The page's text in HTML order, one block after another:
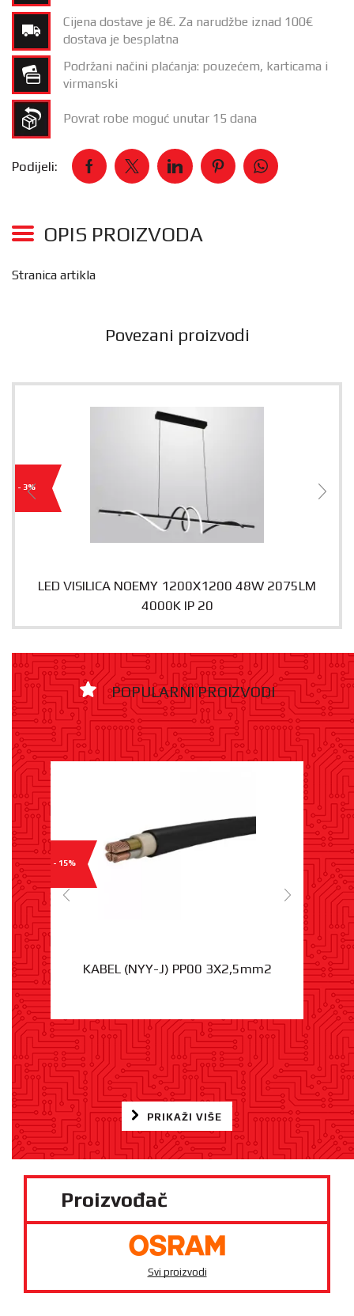
Proizvođač
Svi proizvodi
Cijena dostave je 8€. Za narudžbe iznad 100€
dostava je besplatna
Podržani načini plaćanja: pouzećem, karticama i
virmanski
Povrat robe moguć unutar 15 dana
Podijeli:
OPIS PROIZVODA
Stranica artikla
Povezani proizvodi
- 3%
LED VISILICA NOEMY 1200X1200 48W 2075LM
4000K IP 20
POPULARNI PROIZVODI
- 15%
KABEL (NYY-J) PP00 3X2,5mm2
PRIKAŽI VIŠE